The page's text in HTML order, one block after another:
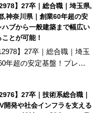
】27卒｜総合職｜埼玉県,
,神奈川県｜創業60年超の安
ハブから一般建築まで幅広い
とが可能！
】27卒｜総合職｜埼玉
年超の安定基盤！プレ…
】27卒｜技術系総合職｜
開発や社会インフラを支える